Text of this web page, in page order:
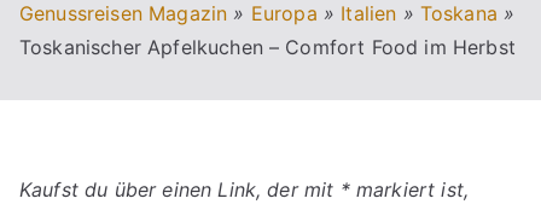
Genussreisen Magazin » Europa » Italien » Toskana »
Toskanischer Apfelkuchen – Comfort Food im Herbst
Kaufst du über einen Link, der mit * markiert ist,